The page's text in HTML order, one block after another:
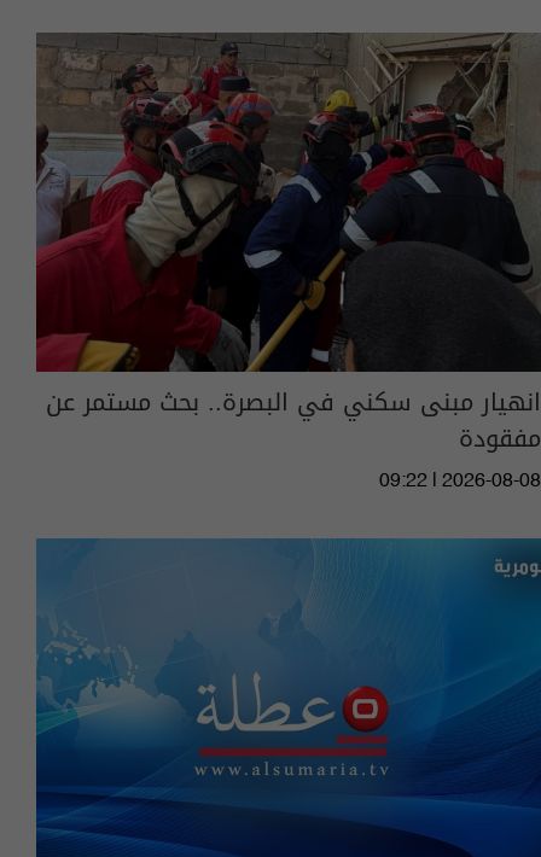
انهيار مبنى سكني في البصرة.. بحث مستمر عن
مفقودة
09:22 | 2026-08-08